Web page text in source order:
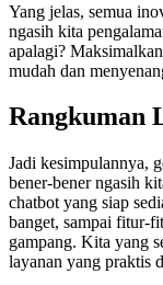
Yang jelas, semua
ngasih kita
apalagi?
mudah dan
Rangkuman
Jadi kesimpulannya,
bener-bener ngasih
chatbot yang siap
banget, sampai fitur-
gampang. Kita yang
layanan yang praktis